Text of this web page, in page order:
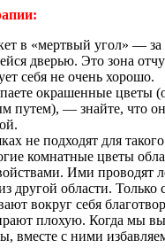
в «мертвый угол» — за
дверью. Это зона
себя не очень хорошо.
окрашенные цветы
путем), — знайте, что
не подходят для
комнатные цветы
Ими проводят
другой области. Только
вокруг себя
плохую. Когда мы
вместе с ними